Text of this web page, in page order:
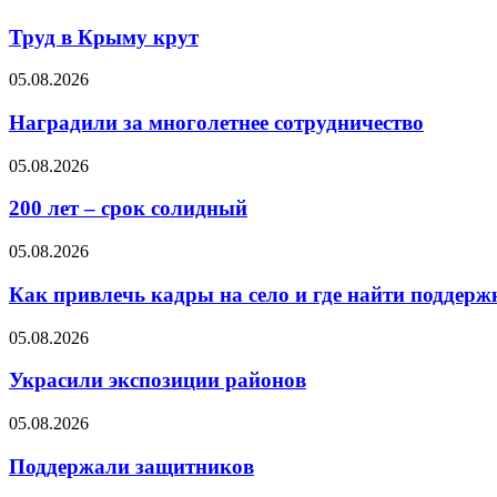
Труд в Крыму крут
05.08.2026
Наградили за многолетнее сотрудничество
05.08.2026
200 лет – срок солидный
05.08.2026
Как привлечь кадры на село и где найти
05.08.2026
Украсили экспозиции районов
05.08.2026
Поддержали защитников